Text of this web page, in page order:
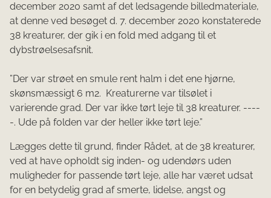
december 2020 samt af det ledsagende billedmateriale,
at denne ved besøget d. 7. december 2020 konstaterede
38 kreaturer, der gik i en fold med adgang til et
dybstrøelsesafsnit.
”Der var strøet en smule rent halm i det ene hjørne,
skønsmæssigt 6 m2. Kreaturerne var tilsølet i
varierende grad. Der var ikke tørt leje til 38 kreaturer. ----
-. Ude på folden var der heller ikke tørt leje.”
Lægges dette til grund, finder Rådet, at de 38 kreaturer,
ved at have opholdt sig inden- og udendørs uden
muligheder for passende tørt leje, alle har været udsat
for en betydelig grad af smerte, lidelse, angst og